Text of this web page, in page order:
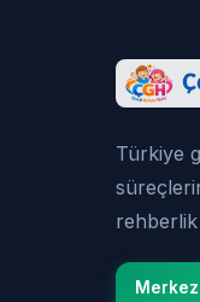
Türkiye